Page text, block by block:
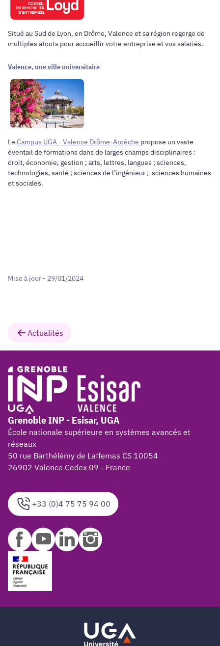
Situé au Sud de Lyon, en Drôme, Valence et sa région regorge de
multiples atouts pour accueillir votre entreprise et vos salariés.
Valence, une ville universitaire
Le Campus UGA - Valence Drôme-Ardèche propose un vaste
éventail de formations dans de larges champs disciplinaires :
droit, économie, gestion ; arts, lettres, langues ; sciences,
technologies, santé ; sciences de l’ingénieur ; sciences humaines
et sociales.
Mise à jour - 29/01/2024
Actualités
+33 (0)4 75 75 94 00
Grenoble INP - Esisar, UGA
École nationale supérieure en systèmes avancés et
réseaux
50 rue Barthélémy de Laffemas CS 10054
26902 Valence Cedex 09 - France